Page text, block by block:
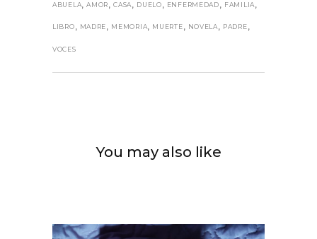
ABUELA,AMOR,CASA, DUELO, ENFERMEDAD, FAMILIA,
LIBRO, MADRE, MEMORIA, MUERTE, NOVELA, PADRE,
VOCES
You may also like